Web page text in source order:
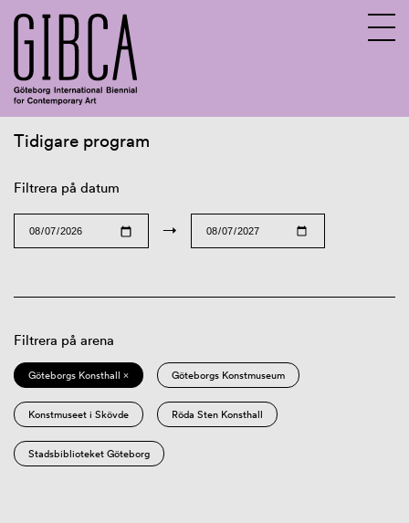
En
Tidigare program
Filtrera på datum
→
Filtrera på arena
Göteborgs Konsthall × Göteborgs Konstmuseum
Konstmuseet i Skövde Röda Sten Konsthall
Stadsbiblioteket Göteborg